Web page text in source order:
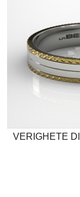
VERIGHETE